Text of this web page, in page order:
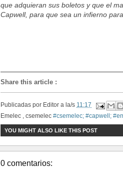
que adquieran sus boletos y que el
Capwell, para que sea un infierno
Share this article :
Publicadas por Editor a la/s 11:17
Emelec , csemelec #csemelec; #capwell;
YOU MIGHT ALSO LIKE THIS POST
0 comentarios: